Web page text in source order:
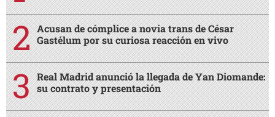
Acusan de cómplice a novia trans de César
Gastélum por su curiosa reacción en vivo
Real Madrid anunció la llegada de Yan Diomande:
su contrato y presentación